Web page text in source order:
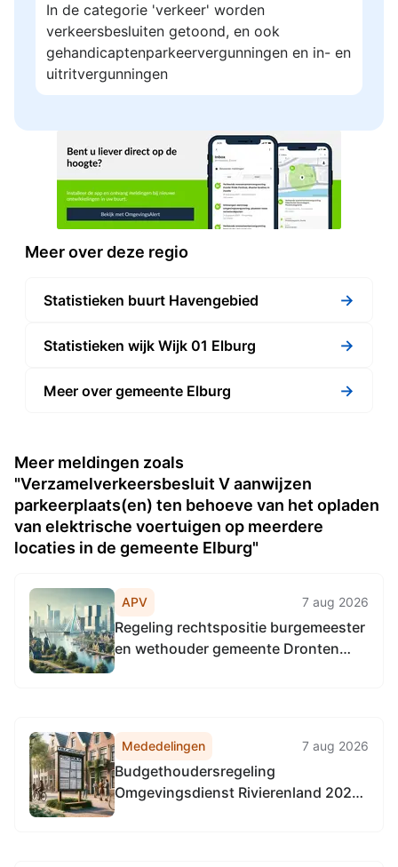
In de categorie 'verkeer' worden
verkeersbesluiten getoond, en ook
gehandicaptenparkeervergunningen en in- en
uitritvergunningen
Meer over deze regio
Statistieken buurt Havengebied →
Statistieken wijk Wijk 01 Elburg →
Meer over gemeente Elburg →
Meer meldingen zoals
"Verzamelverkeersbesluit V aanwijzen
parkeerplaats(en) ten behoeve van het opladen
van elektrische voertuigen op meerdere
locaties in de gemeente Elburg"
APV 7 aug 2026
Regeling rechtspositie burgemeester
en wethouder gemeente Dronten
Mededelingen 7 aug 2026
Budgethoudersregeling
Omgevingsdienst Rivierenland 2026